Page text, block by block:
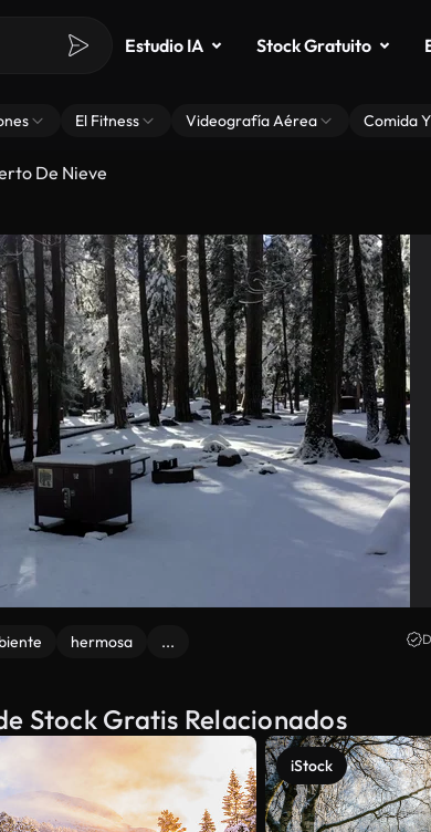
Estudio IA Stock Gratuito
El Fitness Videografía Aérea Comida
De Nieve
hermosa ...
Stock Gratis Relacionados
iStock